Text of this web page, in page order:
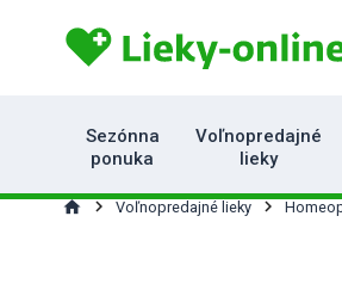
Sezónna
ponuka
Voľnopredajné
lieky
home Voľnopredajné lieky